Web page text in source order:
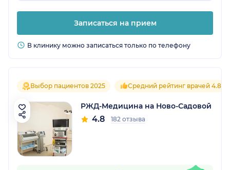
Записаться на прием
В клинику можно записаться только по телефону
Выбор пациентов 2025 Средний рейтинг врачей 4.8
РЖД-Медицина на Ново-Садовой
4.8 182 отзыва